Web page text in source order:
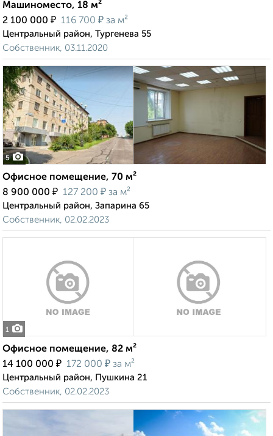
Машиноместо, 18 м²
2 100 000 ₽ 116 700 ₽ за м²
Центральный район, Тургенева 55
Собственник, 03.11.2020
5
Офисное помещение, 70 м²
8 900 000 ₽ 127 200 ₽ за м²
Центральный район, Запарина 65
Собственник, 02.02.2023
1
Офисное помещение, 82 м²
14 100 000 ₽ 172 000 ₽ за м²
Центральный район, Пушкина 21
Собственник, 02.02.2023